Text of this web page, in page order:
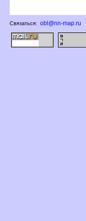
Связаться: obl@nn-map.ru